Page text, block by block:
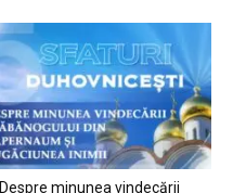
Despre minunea vindecării